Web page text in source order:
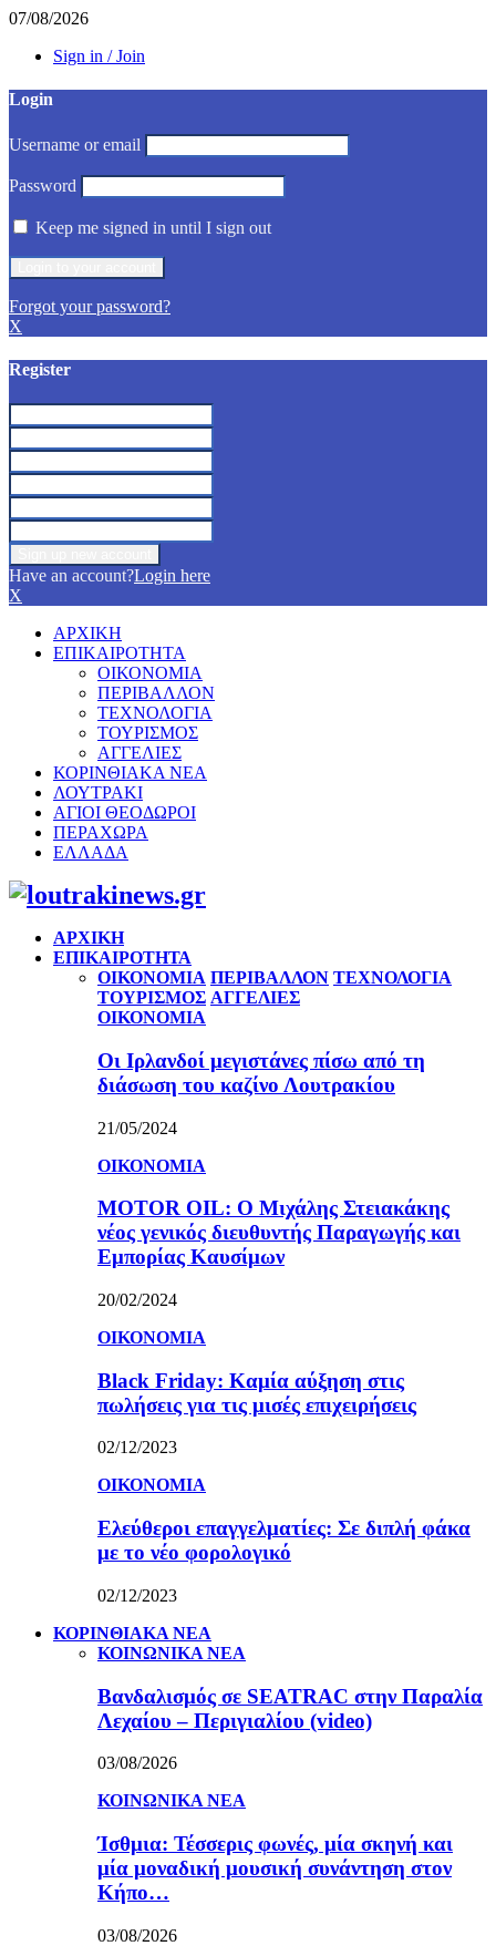
07/08/2026
Sign in / Join
Login
Username or email
Password
Keep me signed in until I sign out
Forgot your password?
X
Register
Have an account?Login here
X
ΑΡΧΙΚΗ
ΕΠΙΚΑΙΡΟΤΗΤΑ
ΟΙΚΟΝΟΜΙΑ
ΠΕΡΙΒΑΛΛΟΝ
ΤΕΧΝΟΛΟΓΙΑ
ΤΟΥΡΙΣΜΟΣ
ΑΓΓΕΛΙΕΣ
ΚΟΡΙΝΘΙΑΚΑ ΝΕΑ
ΛΟΥΤΡΑΚΙ
ΑΓΙΟΙ ΘΕΟΔΩΡΟΙ
ΠΕΡΑΧΩΡΑ
ΕΛΛΑΔΑ
Facebook
Twitter
Instagram
Pinterest
Youtube
ΑΡΧΙΚΗ
ΕΠΙΚΑΙΡΟΤΗΤΑ
ΟΙΚΟΝΟΜΙΑ ΠΕΡΙΒΑΛΛΟΝ ΤΕΧΝΟΛΟΓΙΑ
ΤΟΥΡΙΣΜΟΣ ΑΓΓΕΛΙΕΣ
ΟΙΚΟΝΟΜΙΑ
Οι Ιρλανδοί μεγιστάνες πίσω από τη
διάσωση του καζίνο Λουτρακίου
21/05/2024
ΟΙΚΟΝΟΜΙΑ
MOTOR OIL: Ο Μιχάλης Στειακάκης
νέος γενικός διευθυντής Παραγωγής και
Εμπορίας Καυσίμων
20/02/2024
ΟΙΚΟΝΟΜΙΑ
Black Friday: Καμία αύξηση στις
πωλήσεις για τις μισές επιχειρήσεις
02/12/2023
ΟΙΚΟΝΟΜΙΑ
Ελεύθεροι επαγγελματίες: Σε διπλή φάκα
με το νέο φορολογικό
02/12/2023
ΚΟΡΙΝΘΙΑΚΑ ΝΕΑ
ΚΟΙΝΩΝΙΚΑ ΝΕΑ
Βανδαλισμός σε SEATRAC στην Παραλία
Λεχαίου – Περιγιαλίου (video)
03/08/2026
ΚΟΙΝΩΝΙΚΑ ΝΕΑ
Ίσθμια: Τέσσερις φωνές, μία σκηνή και
μία μοναδική μουσική συνάντηση στον
Κήπο…
03/08/2026